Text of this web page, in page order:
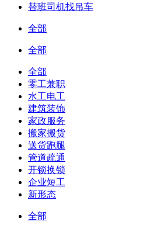
替班司机找吊车
全部
全部
全部
零工兼职
水工电工
建筑装饰
家政服务
搬家搬货
送货跑腿
管道疏通
开锁换锁
企业短工
新形态
全部